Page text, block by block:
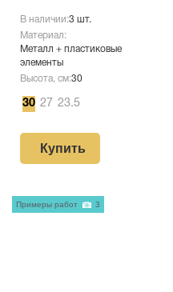
В наличии:3 шт.
Материал:
Металл + пластиковые
элементы
Высота, см:30
30 27 23.5
Купить
Примеры работ 3